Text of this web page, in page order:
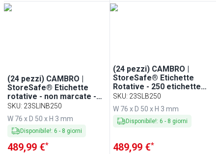
(24 pezzi) CAMBRO |
StoreSafe® Etichette
rotative - non marcate -
250 etichette per rotolo
SKU: 23SLINB250
W 76 x D 50 x H 3 mm
Disponibile!: 6 - 8 giorni
489,99 €*
(24 pezzi) CAMBRO |
StoreSafe® Etichette
Rotative - 250 etichette
per rotolo
SKU: 23SLB250
W 76 x D 50 x H 3 mm
Disponibile!: 6 - 8 giorni
489,99 €*